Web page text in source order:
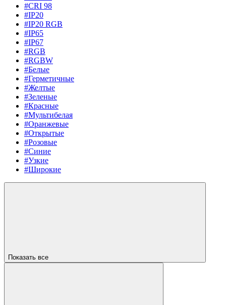
#CRI 98
#IP20
#IP20 RGB
#IP65
#IP67
#RGB
#RGBW
#Белые
#Герметичные
#Желтые
#Зеленые
#Красные
#Мультибелая
#Оранжевые
#Открытые
#Розовые
#Синие
#Узкие
#Широкие
Показать все